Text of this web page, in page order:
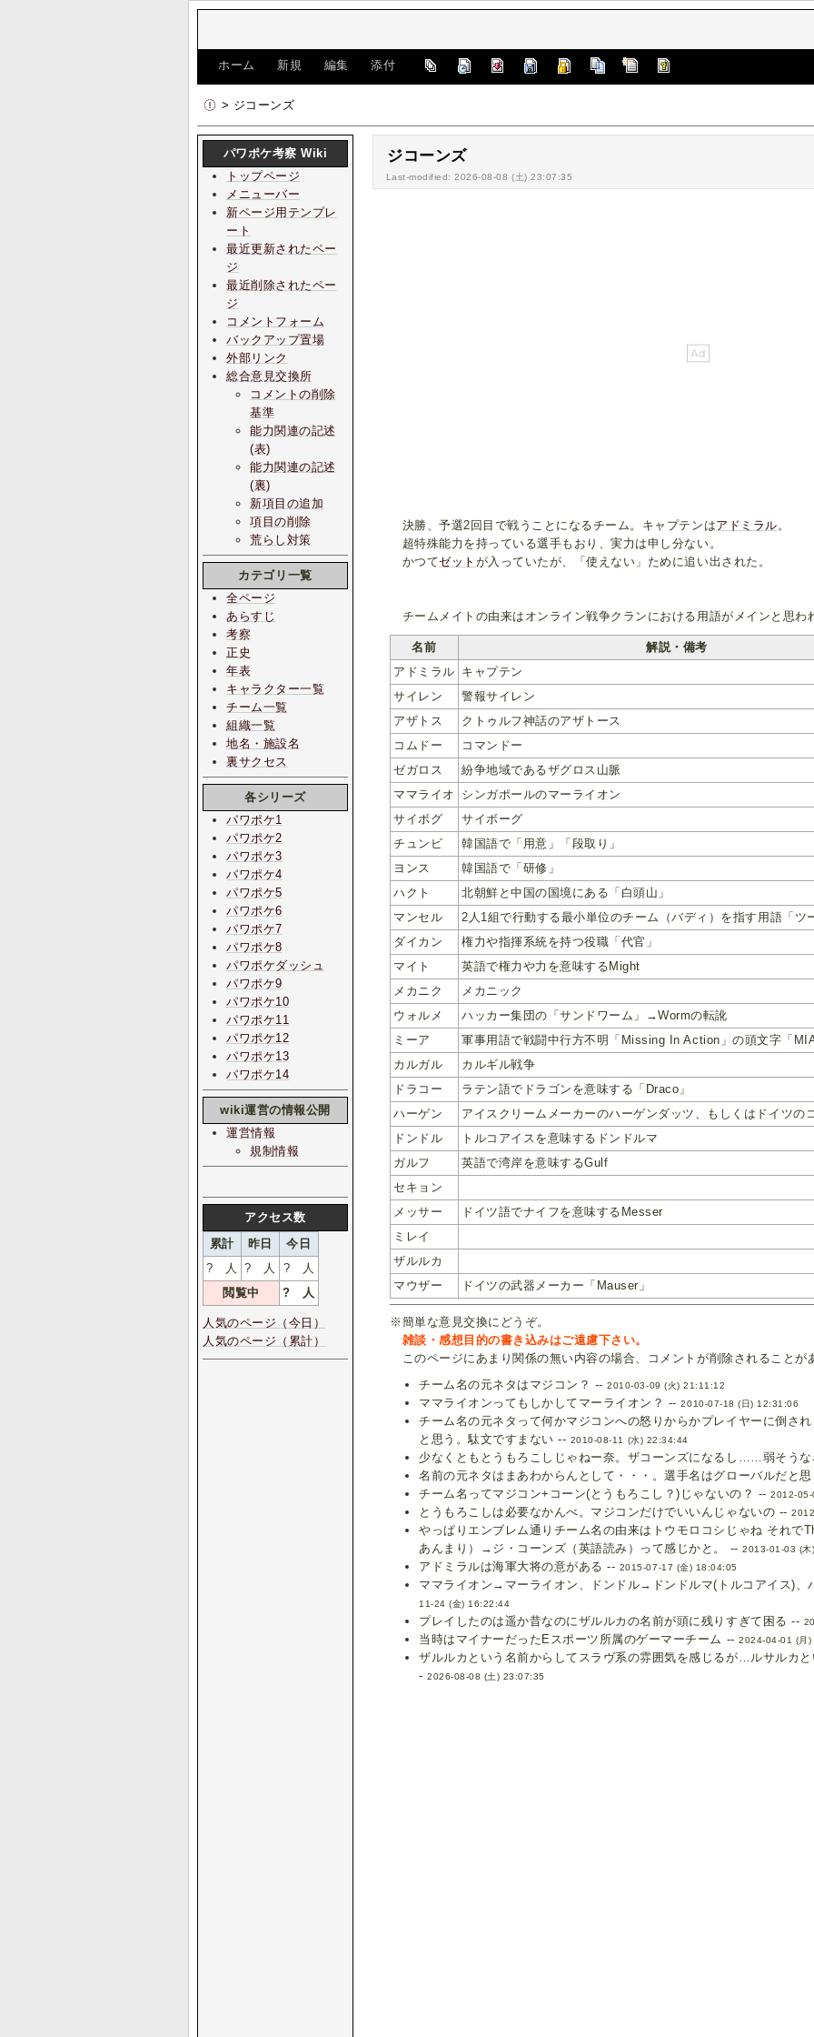
ホーム 新規 編集 添付
> ジコーンズ
ジコーンズ
Last-modified: 2026-08-08 (土) 23:07:35
決勝、予選2回目で戦うことになるチーム。キャプテンはアドミラル。
超特殊能力を持っている選手もおり、実力は申し分ない。
かつてゼット が入っていたが、「使えない」ために追い出された。
チームメイトの由来はオンライン戦争クランにおける用語がメインと思わ
名前
解説・備考
アドミラル キャプテン
サイレン
警報サイレン
アザトス
クトゥルフ神話のアザトース
コムドー
コマンドー
ゼガロス
紛争地域であるザグロス山脈
ママライオ
シンガポールのマーライオン
サイボグ
サイボーグ
チュンビ
韓国語で「用意」「段取り」
ヨンス
韓国語で「研修」
ハクト
北朝鮮と中国の国境にある「白頭山」
マンセル
2人1組で行動する最小単位のチーム（バディ）を指す用語「ツ
ダイカン
権力や指揮系統を持つ役職「代官」
マイト
英語で権力や力を意味するMight
メカニク
メカニック
ウォルメ
ハッカー集団の「サンドワーム」→Wormの転訛
ミーア
軍事用語で戦闘中行方不明「Missing In Action」の頭文字「
カルガル
カルギル戦争
ドラコー
ラテン語でドラゴンを意味する「Draco」
ハーゲン
アイスクリームメーカーのハーゲンダッツ、もしくはドイツの
ドンドル
トルコアイスを意味するドンドルマ
ガルフ
英語で湾岸を意味するGulf
セキョン
メッサー
ドイツ語でナイフを意味するMesser
ミレイ
ザルルカ
マウザー
ドイツの武器メーカー「Mauser」
※簡単な意見交換にどうぞ。
雑談・感想目的の書き込みはご遠慮下さい。
このページにあまり関係の無い内容の場合、コメントが削除されることが
チーム名の元ネタはマジコン？ --2010-03-09 (火) 21:11:12
ママライオンってもしかしてマーライオン？ --2010-07-18 (日) 12:31:06
チーム名の元ネタって何かマジコンへの怒りからかプレイヤーに倒さ
と思う。駄文ですまない -- 2010-08-11 (水) 22:34:44
少なくともとうもろこしじゃねー奈。ザコーンズになるし……弱そう
名前の元ネタはまあわからんとして・・・。選手名はグローバルだと
チーム名ってマジコン+コーン(とうもろこし？)じゃないの？ --2012-
とうもろこしは必要なかんべ。マジコンだけでいいんじゃないの --
やっぱりエンブレム通りチーム名の由来はトウモロコシじゃね それ
あんまり）→ジ・コーンズ（英語読み）って感じかと。 --2013-01-03 (
アドミラルは海軍大将の意がある -- 2015-07-17 (金) 18:04:05
ママライオン→マーライオン、ドンドル→ドンドルマ(トルコアイス)
11-24 (金) 16:22:44
プレイしたのは遥か昔なのにザルルカの名前が頭に残りすぎて困る --
当時はマイナーだったEスポーツ所属のゲーマーチーム --2024-04-01 (月
ザルルカという名前からしてスラヴ系の雰囲気を感じるが…ルサルカ
-2026-08-08 (土) 23:07:35
パワポケ考察 Wiki
トップページ
メニューバー
新ページ用テンプレ
ート
最近更新されたペー
ジ
最近削除されたペー
ジ
コメントフォーム
バックアップ置場
外部リンク
総合意見交換所
コメントの削除
基準
能力関連の記述
(表)
能力関連の記述
(裏)
新項目の追加
項目の削除
荒らし対策
カテゴリ一覧
全ページ
あらすじ
考察
正史
年表
キャラクター一覧
チーム一覧
組織一覧
地名・施設名
裏サクセス
各シリーズ
パワポケ1
パワポケ2
パワポケ3
パワポケ4
パワポケ5
パワポケ6
パワポケ7
パワポケ8
パワポケダッシュ
パワポケ9
パワポケ10
パワポケ11
パワポケ12
パワポケ13
パワポケ14
wiki運営の情報公開
運営情報
規制情報
アクセス数
累計
昨日
今日
? 人 ? 人 ? 人
閲覧中
? 人
人気のページ（今日）
人気のページ（累計）